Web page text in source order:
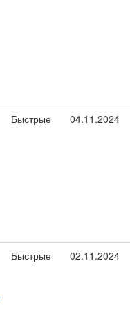
Быстрые 04.11.2024
Быстрые 02.11.2024